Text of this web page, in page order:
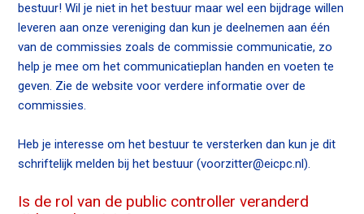
bestuur! Wil je niet in het bestuur maar wel een bijdrage willen
leveren aan onze vereniging dan kun je deelnemen aan één
van de commissies zoals de commissie communicatie, zo
help je mee om het communicatieplan handen en voeten te
geven. Zie de website voor verdere informatie over de
commissies.
Heb je interesse om het bestuur te versterken dan kun je dit
schriftelijk melden bij het bestuur (voorzitter@eicpc.nl).
Is de rol van de public controller veranderd